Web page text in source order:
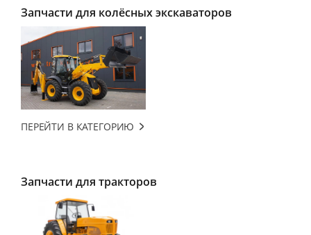
Запчасти для колёсных экскаваторов
ПЕРЕЙТИ В КАТЕГОРИЮ
Запчасти для тракторов